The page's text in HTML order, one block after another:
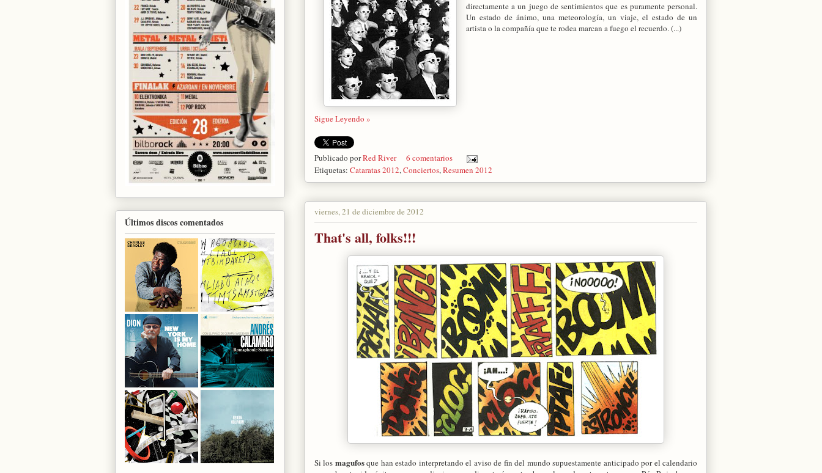
directamente a un juego de sentimientos que es puramente personal.
Un estado de ánimo, una meteorología, un viaje, el estado de un
artista o la compañía que te rodea marcan a fuego el recuerdo. (...)
Sigue Leyendo »
Publicado porRed River
6 comentarios
Etiquetas: Cataratas 2012,Conciertos,Resumen 2012
viernes, 21 de diciembre de 2012
That's all, folks!!!
Si los magufosque han estado interpretando el aviso de fin del mundo supuestamente anticipado por el calendario
Últimos discos comentados